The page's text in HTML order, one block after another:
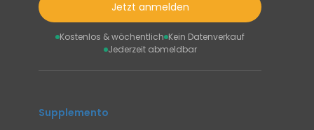
Jetzt anmelden
Kostenlos & wöchentlich Kein Datenverkauf
Jederzeit abmeldbar
Supplemento